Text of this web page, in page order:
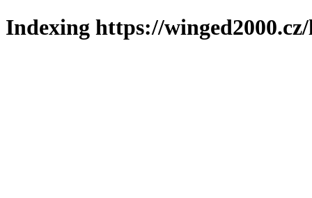
Indexing https://